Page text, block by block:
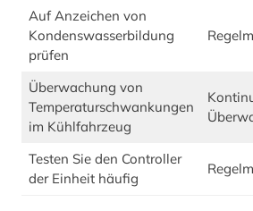
Auf Anzeichen von
Kondenswasserbildung
prüfen
Überwachung von
Temperaturschwankungen
im Kühlfahrzeug
Testen Sie den Controller
der Einheit häufig